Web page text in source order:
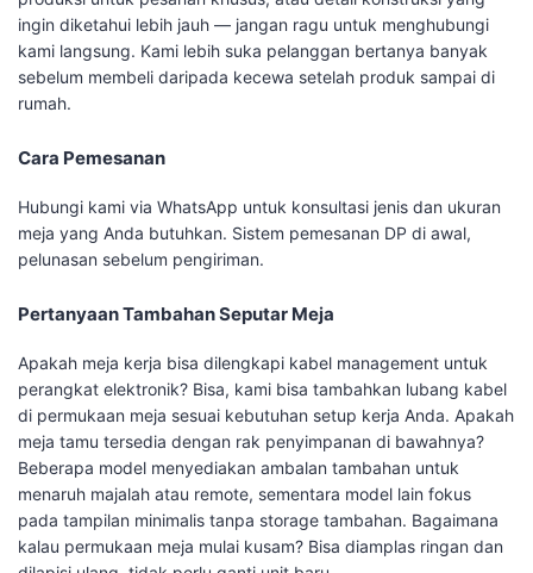
ingin diketahui lebih jauh — jangan ragu untuk menghubungi
kami langsung. Kami lebih suka pelanggan bertanya banyak
sebelum membeli daripada kecewa setelah produk sampai di
rumah.
Cara Pemesanan
Hubungi kami via WhatsApp untuk konsultasi jenis dan ukuran
meja yang Anda butuhkan. Sistem pemesanan DP di awal,
pelunasan sebelum pengiriman.
Pertanyaan Tambahan Seputar Meja
Apakah meja kerja bisa dilengkapi kabel management untuk
perangkat elektronik? Bisa, kami bisa tambahkan lubang kabel
di permukaan meja sesuai kebutuhan setup kerja Anda. Apakah
meja tamu tersedia dengan rak penyimpanan di bawahnya?
Beberapa model menyediakan ambalan tambahan untuk
menaruh majalah atau remote, sementara model lain fokus
pada tampilan minimalis tanpa storage tambahan. Bagaimana
kalau permukaan meja mulai kusam? Bisa diamplas ringan dan